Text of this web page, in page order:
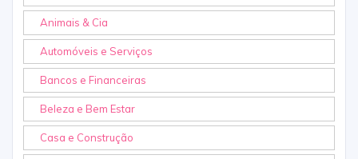
Animais & Cia
Automóveis e Serviços
Bancos e Financeiras
Beleza e Bem Estar
Casa e Construção